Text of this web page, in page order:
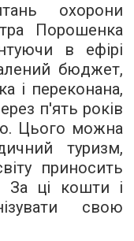
охорони
Порошенка
в ефірі
бюджет,
і переконана,
п'ять років
Цього можна
туризм,
приносить
За ці кошти і
свою